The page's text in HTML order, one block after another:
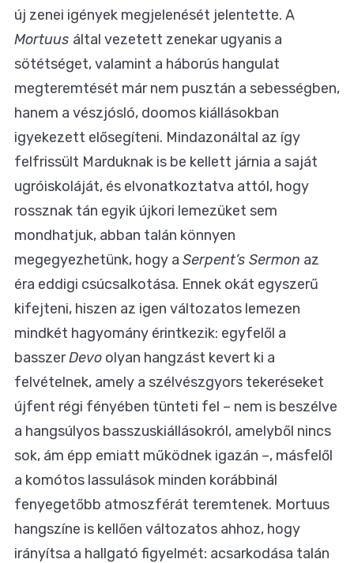
új zenei igények megjelenését jelentette. A
Mortuus által vezetett zenekar ugyanis a
sötétséget, valamint a háborús hangulat
megteremtését már nem pusztán a sebességben,
hanem a vészjósló, doomos kiállásokban
igyekezett elősegíteni. Mindazonáltal az így
felfrissült Marduknak is be kellett járnia a saját
ugróiskoláját, és elvonatkoztatva attól, hogy
rossznak tán egyik újkori lemezüket sem
mondhatjuk, abban talán könnyen
megegyezhetünk, hogy a Serpent’s Sermon az
éra eddigi csúcsalkotása. Ennek okát egyszerű
kifejteni, hiszen az igen változatos lemezen
mindkét hagyomány érintkezik: egyfelől a
basszerDevo olyan hangzást kevert ki a
felvételnek, amely a szélvészgyors tekeréseket
újfent régi fényében tünteti fel – nem is beszélve
a hangsúlyos basszuskiállásokról, amelyből nincs
sok, ám épp emiatt működnek igazán –, másfelől
a komótos lassulások minden korábbinál
fenyegetőbb atmoszférát teremtenek. Mortuus
hangszíne is kellően változatos ahhoz, hogy
irányítsa a hallgató figyelmét: acsarkodása talán